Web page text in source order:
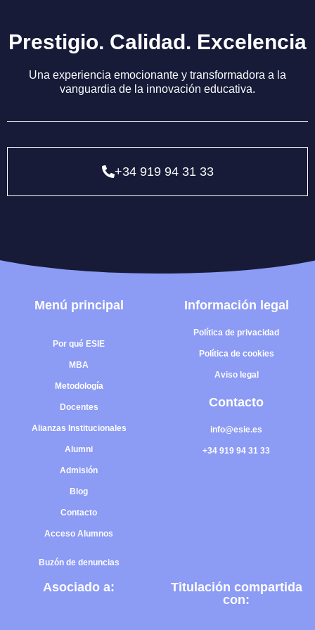
Prestigio. Ca idad . Exce encia
Una experiencia emocionante y transformadora a la
vanguardia de la innovación educativa.
+34 919 94 31 33
Menú principal
Por qué ESIE
MBA
Metodología
Docentes
Alianzas Institucionales
Alumni
Admisión
Blog
Contacto
Acceso Alumnos
Buzón de denuncias
Información legal
Política de privacidad
Política de cookies
Aviso legal
Contacto
info@esie.es
+34 919 94 31 33
Asociado a: Titulación compartida
con: